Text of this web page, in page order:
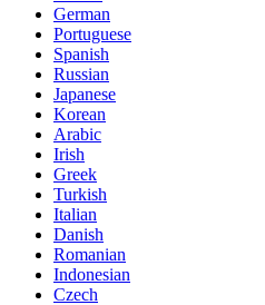
German
Portuguese
Spanish
Russian
Japanese
Korean
Arabic
Irish
Greek
Turkish
Italian
Danish
Romanian
Indonesian
Czech